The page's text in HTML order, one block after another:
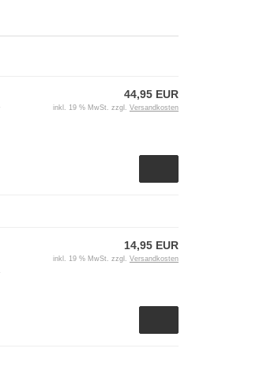
44,95 EUR
inkl. 19 % MwSt. zzgl. Versandkosten
14,95 EUR
inkl. 19 % MwSt. zzgl. Versandkosten